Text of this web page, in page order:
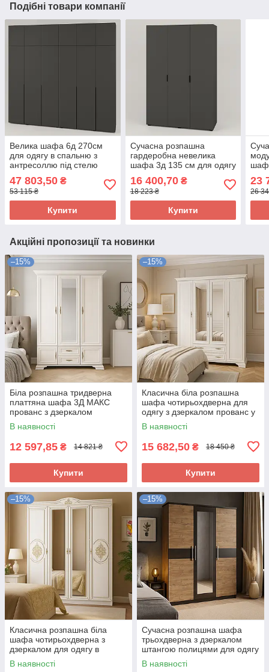
Подібні товари компанії
Велика шафа 6д 270см
для одягу в спальню з
антресоллю під стелю
з довгими ручками
47 803,50 ₴
53 115 ₴
Купити
Сучасна розпашна
гардеробна невелика
шафа 3д 135 см для одягу
коридор Сан Маріно
графіт
16 400,70₴
18 223 ₴
Купити
23
26
Акційні пропозиції та новинки
–15%
Біла розпашна тридверна
платтяна шафа 3Д МАКС
прованс з дзеркалом
шухлядами в спальню Іріс
Мебель Сервіс
В наявності
12 597,85 ₴ 14 821 ₴
Купити
–15%
Класична біла розпашна
шафа чотирьохдверна для
одягу з дзеркалом прованс у
спальню Іріс Мебель Сервіс
В наявності
15 682,50 ₴ 18 450 ₴
Купити
–15%
Класична розпашна біла
шафа чотирьохдверна з
дзеркалом для одягу в
спальню 180 см Мілан
Мебель Сервіс
В наявності
–15%
Сучасна розпашна шафа
трьохдверна з дзеркалом
штангою полицями для одягу
в спальню Вероніка Мебель
Сервіс
В наявності